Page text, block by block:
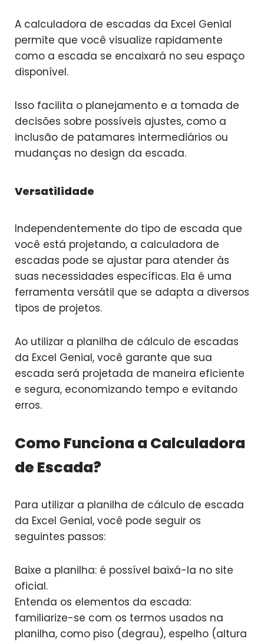
A calculadora de escadas da Excel Genial
permite que você visualize rapidamente
como a escada se encaixará no seu espaço
disponível.
Isso facilita o planejamento e a tomada de
decisões sobre possíveis ajustes, como a
inclusão de patamares intermediários ou
mudanças no design da escada.
Versatilidade
Independentemente do tipo de escada que
você está projetando, a calculadora de
escadas pode se ajustar para atender às
suas necessidades específicas. Ela é uma
ferramenta versátil que se adapta a diversos
tipos de projetos.
Ao utilizar a planilha de cálculo de escadas
da Excel Genial, você garante que sua
escada será projetada de maneira eficiente
e segura, economizando tempo e evitando
erros.
Como Funciona a Calculadora
de Escada?
Para utilizar a planilha de cálculo de escada
da Excel Genial, você pode seguir os
seguintes passos:
Baixe a planilha: é possível baixá-la no site
oficial.
Entenda os elementos da escada:
familiarize-se com os termos usados na
planilha, como piso (degrau), espelho (altura